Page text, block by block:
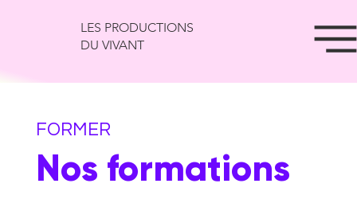
LES PRODUCTIONS
DU VIVANT
Nos formations
FORMER